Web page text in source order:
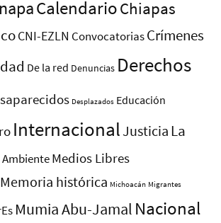
CalendarioChiapas
CNI-EZLN ConvocatoriasCrímenes
De la red Denuncias Derechos
Desplazados Educación
InternacionalJusticia La
AmbienteMedios Libres
Memoria histórica Michoacán Migrantes
Mumia Abu-Jamal Nacional